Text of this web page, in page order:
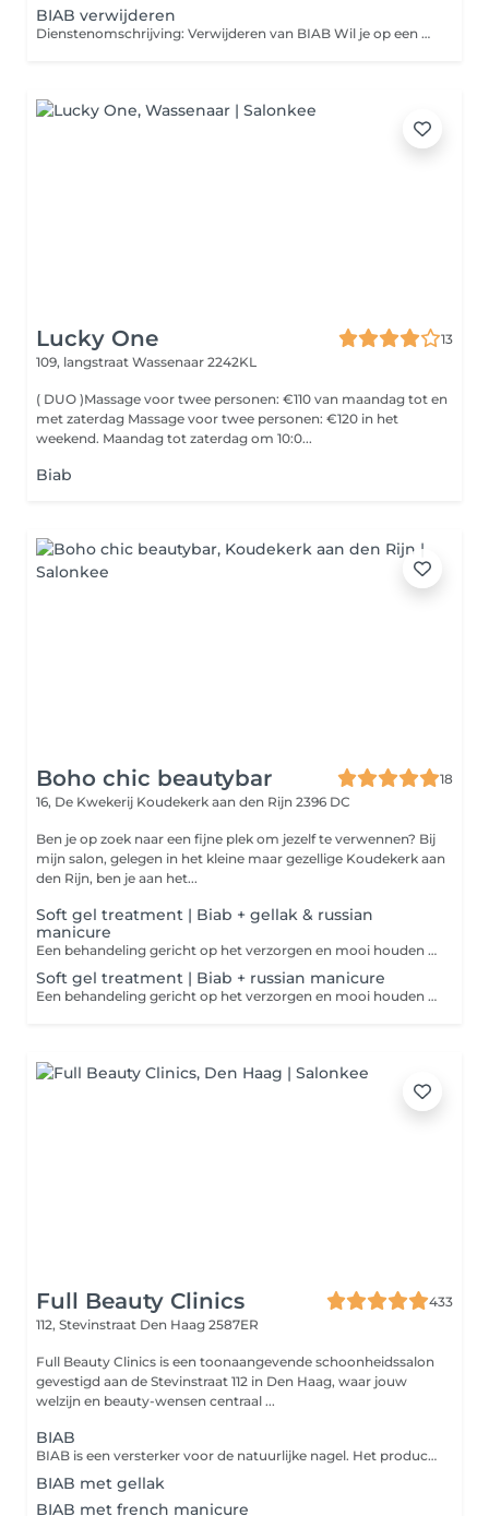
BIAB verwijderen
Dienstenomschrijving: Verwijderen van BIAB Wil je op een veilige en verantwoorde manier van je BIAB-nagels af? Onze BIAB-verwijdering-behandeling zorgt ervoor dat de gel professioneel wordt verwijderd zonder schade aan je natuurlijke nagels.
Lucky One
13
109, langstraat Wassenaar 2242KL
( DUO )Massage voor twee personen: €110 van maandag tot en
met zaterdag Massage voor twee personen: €120 in het
weekend. Maandag tot zaterdag om 10:0...
Biab
Boho chic beautybar
18
16, De Kwekerij Koudekerk aan den Rijn 2396 DC
Ben je op zoek naar een fijne plek om jezelf te verwennen? Bij
mijn salon, gelegen in het kleine maar gezellige Koudekerk aan
den Rijn, ben je aan het...
Soft gel treatment | Biab + gellak & russian
manicure
Een behandeling gericht op het verzorgen en mooi houden van de natuurlijke nagel. De BIAB wordt zorgvuldig aangebracht voor een lichte versteviging, ondersteuning en een egale afwerking. Daarna brengen we de gewenste kleur aan met keuze uit ruim 100 kleuren. De Russian manicure zorgt voor een strakke verzorging rondom de nagelriemen, waardoor de nagels netjes aansluiten en langer verzorgd blijven ogen. Geschikt voor wie korte natuurlijke nagels wil ondersteunen met een lichte versteviging en houdt van een verzorgde, natuurlijke uitstraling.
Soft gel treatment | Biab + russian manicure
Een behandeling gericht op het verzorgen en mooi houden van de natuurlijke nagel. De BIAB wordt zorgvuldig aangebracht voor een lichte versteviging, ondersteuning en een egale afwerking. De Russian manicure zorgt voor een strakke verzorging rondom de nagelriemen, waardoor de nagels netjes aansluiten en langer verzorgd blijven ogen. Geschikt voor wie korte natuurlijke nagels wil ondersteunen met een lichte versteviging en houdt van een verzorgde, natuurlijke uitstraling.
Full Beauty Clinics
433
112, Stevinstraat Den Haag 2587ER
Full Beauty Clinics is een toonaangevende schoonheidssalon
gevestigd aan de Stevinstraat 112 in Den Haag, waar jouw
welzijn en beauty-wensen centraal ...
BIAB
BIAB is een versterker voor de natuurlijke nagel. Het product wordt aangebracht als een gellak maar heeft een versterkende werking voor de eigen nagel.
BIAB met gellak
BIAB met french manicure